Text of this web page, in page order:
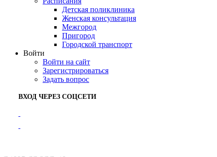
Детская поликлиника
Женская консультация
Межгород
Пригород
Городской транспорт
Войти
Войти на сайт
Зарегистрироваться
Задать вопрос
ВХОД ЧЕРЕЗ СОЦСЕТИ